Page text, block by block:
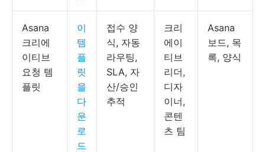
Asana
크리에
이티브
요청 템
플릿
이
템
플
릿
을
다
운
로
드
접수 양
식, 자동
라우팅,
SLA, 자
산/승인
추적
크리
에이
티브
리더,
디자
이너,
콘텐
츠 팀
Asana
보드, 목
록, 양식